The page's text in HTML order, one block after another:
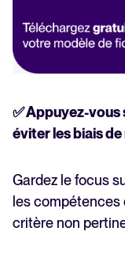
✅ Appuyez-
éviter les biais
Gardez le focus
les
critère non